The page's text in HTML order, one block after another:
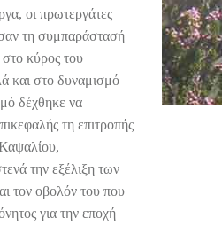
οι πρωτεργάτες
τη συμπαράστασή
στο κύρος του
και στο δυναμισμό
δέχθηκε να
τη επιτροπής
την εξέλιξη των
τον οβολόν του που
για την εποχή